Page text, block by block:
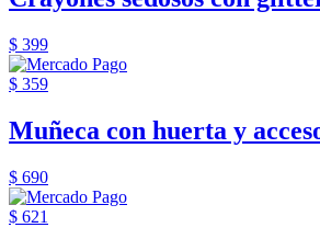
$ 399
$ 359
Muñeca con huerta y
$ 690
$ 621